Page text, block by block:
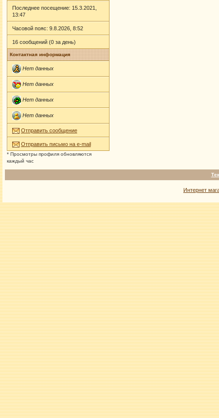
Последнее посещение: 15.3.2021,
13:47
Часовой пояс: 9.8.2026, 8:52
16 сообщений (0 за день)
Контактная информация
Нет данных
Нет данных
Нет данных
Нет данных
Отправить сообщение
Отправить письмо на e-mail
* Просмотры профиля обновляются
каждый час
Интернет